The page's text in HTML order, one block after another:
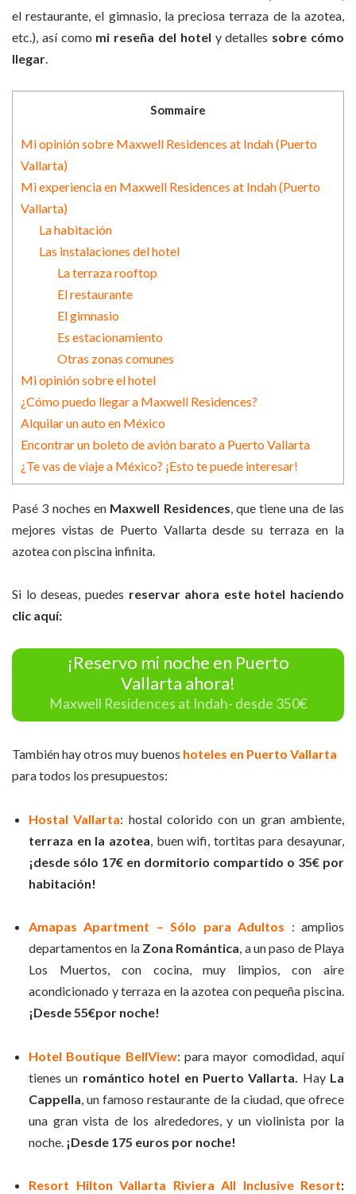
el restaurante, el gimnasio, la preciosa terraza de la azotea,
etc.), así como mi reseña del hotel y detalles sobre cómo
llegar.
Sommaire
Mi opinión sobre Maxwell Residences at Indah (Puerto
Vallarta)
Mi experiencia en Maxwell Residences at Indah (Puerto
Vallarta)
La habitación
Las instalaciones del hotel
La terraza rooftop
El restaurante
El gimnasio
Es estacionamiento
Otras zonas comunes
Mi opinión sobre el hotel
¿Cómo puedo llegar a Maxwell Residences?
Alquilar un auto en México
Encontrar un boleto de avión barato a Puerto Vallarta
¿Te vas de viaje a México? ¡Esto te puede interesar!
Pasé 3 noches enMaxwell Residences , que tiene una de las
mejores vistas de Puerto Vallarta desde su terraza en la
azotea con piscina infinita.
Si lo deseas, puedes reservar ahora este hotel haciendo
clic aquí:
¡Reservo mi noche en Puerto
Vallarta ahora!
Maxwell Residences at Indah- desde 350€
También hay otros muy buenos hoteles en Puerto Vallarta
para todos los presupuestos:
Hostal Vallarta: hostal colorido con un gran ambiente,
terraza en la azotea, buen wifi, tortitas para desayunar,
¡desde sólo 17€ en dormitorio compartido o 35€ por
habitación!
Amapas Apartment – Sólo para Adultos : amplios
departamentos en laZona Romántica, a un paso de Playa
Los Muertos, con cocina, muy limpios, con aire
acondicionado y terraza en la azotea con pequeña piscina.
¡Desde 55€por noche!
Hotel Boutique BellView: para mayor comodidad, aquí
tienes un romántico hotel en Puerto Vallarta. Hay La
Cappella , un famoso restaurante de la ciudad, que ofrece
una gran vista de los alrededores, y un violinista por la
noche. ¡Desde 175 euros por noche!
Resort Hilton Vallarta Riviera All Inclusive Resort: